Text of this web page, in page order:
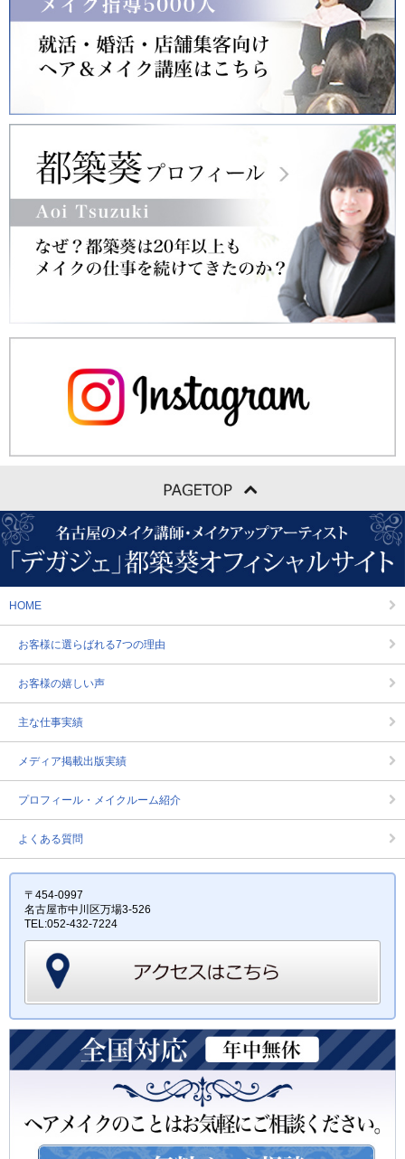
HOME
お客様に選らばれる7つの理由
お客様の嬉しい声
主な仕事実績
メディア掲載出版実績
プロフィール・メイクルーム紹介
よくある質問
〒454-0997
名古屋市中川区万場3-526
TEL:052-432-7224